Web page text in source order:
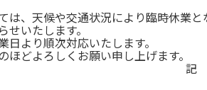
、天候や交通状況により臨時休業と
いたします。
より順次対応いたします。
どよろしくお願い申し上げます。
記